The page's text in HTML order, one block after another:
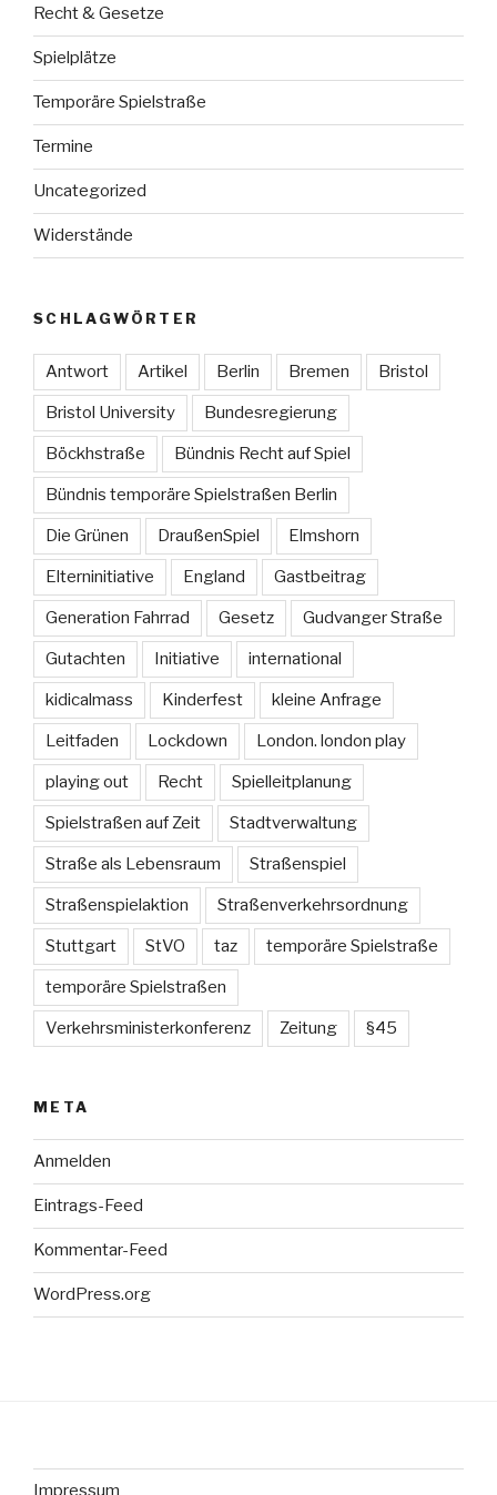
Recht & Gesetze
Spielplätze
Temporäre Spielstraße
Termine
Uncategorized
Widerstände
SCHLAGWÖRTER
Antwort Artikel Berlin Bremen Bristol
Bristol University Bundesregierung
Böckhstraße Bündnis Recht auf Spiel
Bündnis temporäre Spielstraßen Berlin
Die Grünen DraußenSpiel Elmshorn
Elterninitiative England Gastbeitrag
Generation Fahrrad Gesetz Gudvanger Straße
Gutachten Initiative international
kidicalmass Kinderfest kleine Anfrage
Leitfaden Lockdown London. london play
playing out Recht Spielleitplanung
Spielstraßen auf Zeit Stadtverwaltung
Straße als Lebensraum Straßenspiel
Straßenspielaktion Straßenverkehrsordnung
Stuttgart StVO taz temporäre Spielstraße
temporäre Spielstraßen
Verkehrsministerkonferenz Zeitung §45
META
Anmelden
Eintrags-Feed
Kommentar-Feed
WordPress.org
Impressum